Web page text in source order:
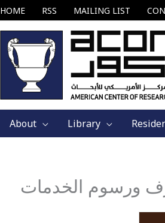
HOME RSS MAILING LIST
About Library
ورسوم الخدمات